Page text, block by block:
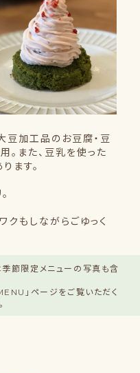
豆加工品のお豆腐・豆
。また、豆乳を使った
ます。
クもしながらごゆっく
節限定メニューの写真も含
」ページをご覧いただく